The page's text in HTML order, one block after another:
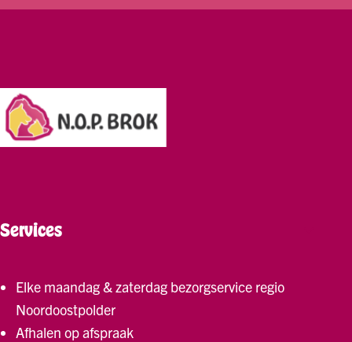
Services
Elke maandag & zaterdag bezorgservice regio
Noordoostpolder
Afhalen op afspraak